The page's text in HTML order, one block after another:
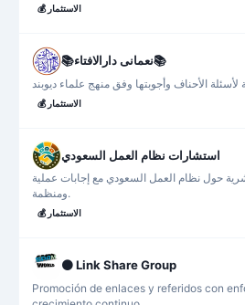
💰 الاستثمار
📚نعمانی دارالافتاء📚
💰 الاستثمار
استشارات نظام العمل السعودي
حول نظام العمل السعودي مع إجابات عملية
ومنظمة.
💰 الاستثمار
⚫ Link Share Group
Promoción de enlaces y referidos con